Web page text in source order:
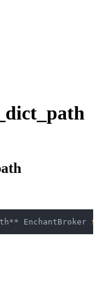
EnchantBroker